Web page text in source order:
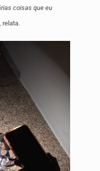
coisas que eu
relata.